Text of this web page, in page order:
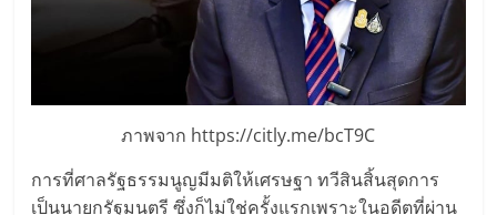
ปรึกษา
การ
ลงทุน
ภาพจาก https://citly.me/bcT9C
การที่ศาลรัฐธรรมนูญมีมติให้เศรษฐา ทวีสินสิ้นสุดการ
เป็นนายกรัฐมนตรี ซึ่งก็ไม่ใช่ครั้งแรกเพราะในอดีตที่ผ่าน